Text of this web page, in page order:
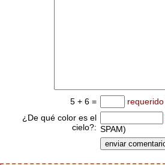
5 + 6 = requerido
¿De qué color es el
cielo?: SPAM)